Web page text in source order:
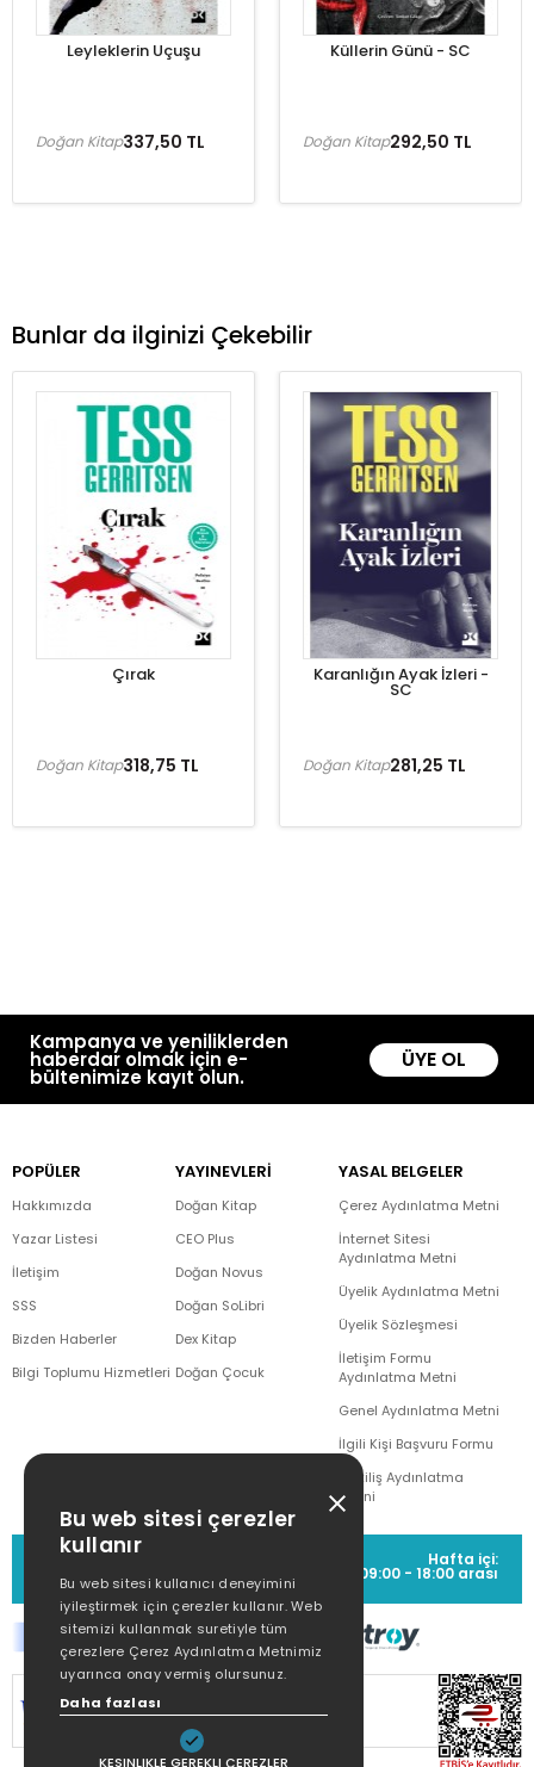
Leyleklerin Uçuşu
337,50 TL
Doğan Kitap
Küllerin Günü - SC
292,50 TL
Doğan Kitap
Bunlar da ilginizi Çekebilir
Çırak
318,75 TL
Doğan Kitap
Karanlığın Ayak İzleri -
SC
281,25 TL
Doğan Kitap
Kampanya ve yeniliklerden
haberdar olmak için e-
bültenimize kayıt olun.
ÜYE OL
POPÜLER
Hakkımızda
Yazar Listesi
İletişim
SSS
Bizden Haberler
Bilgi Toplumu Hizmetleri
YAYINEVLERİ
Doğan Kitap
CEO Plus
Doğan Novus
Doğan SoLibri
Dex Kitap
Doğan Çocuk
YASAL BELGELER
Çerez Aydınlatma Metni
İnternet Sitesi
Aydınlatma Metni
Üyelik Aydınlatma Metni
Üyelik Sözleşmesi
İletişim Formu
Aydınlatma Metni
Genel Aydınlatma Metni
İlgili Kişi Başvuru Formu
Çekiliş Aydınlatma
Metni
MÜŞTERİ HİZMETLERİ
(0212) 373 77 00
Hafta içi:
09:00 - 18:00 arası
SİTEMİZ
KORUNMAKTADIR.
Bu web sitesi çerezler
kullanır
Bu web sitesi kullanıcı deneyimini
iyileştirmek için çerezler kullanır. Web
sitemizi kullanmak suretiyle tüm
çerezlere Çerez Aydınlatma Metnimiz
uyarınca onay vermiş olursunuz.
Daha fazlası
KESINLIKLE GEREKLI ÇEREZLER